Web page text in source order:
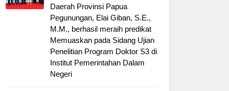
Daerah Provinsi Papua
Pegunungan, Elai Giban, S.E.,
M.M., berhasil meraih predikat
Memuaskan pada Sidang Ujian
Penelitian Program Doktor S3 di
Institut Pemerintahan Dalam
Negeri